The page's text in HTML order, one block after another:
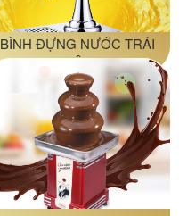
BÌNH ĐỰNG NƯỚC TRÁI
CÂY